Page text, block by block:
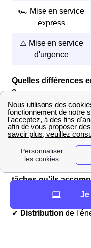
🏎️ Mise en service
express
⚠️ Mise en service
d'urgence
Quelles différences
?
Enedisest le
en France, tandis que
distribution dugaz.
bonne gestion et
respectifs afin de
tâches qu'ils
✔ Distribution de
Je